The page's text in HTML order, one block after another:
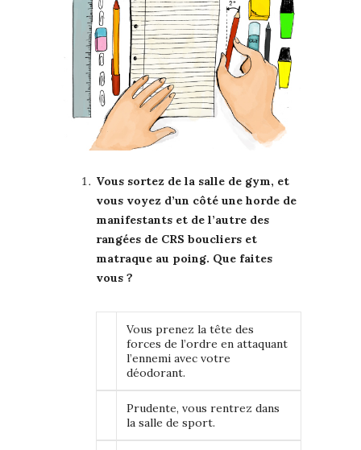
Vous sortez de la salle de gym, et
vous voyez d’un côté une horde de
manifestants et de l’autre des
rangées de CRS boucliers et
matraque au poing. Que faites
vous ?
Vous prenez la tête des
forces de l’ordre en attaquant
l’ennemi avec votre
déodorant.
Prudente, vous rentrez dans
la salle de sport.